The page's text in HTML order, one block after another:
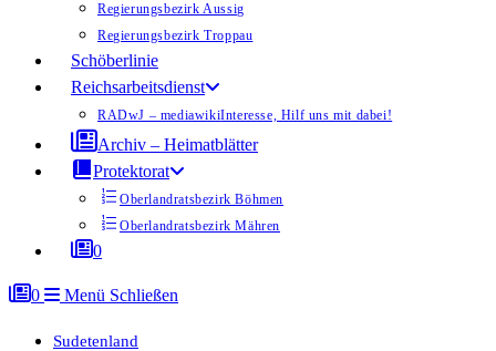
Regierungsbezirk Aussig
Regierungsbezirk Troppau
Schöberlinie
Reichsarbeitsdienst
RADwJ – mediawikiInteresse, Hilf uns mit dabei!
Archiv – Heimatblätter
Protektorat
Oberlandratsbezirk Böhmen
Oberlandratsbezirk Mähren
0
0 Menü Schließen
Sudetenland